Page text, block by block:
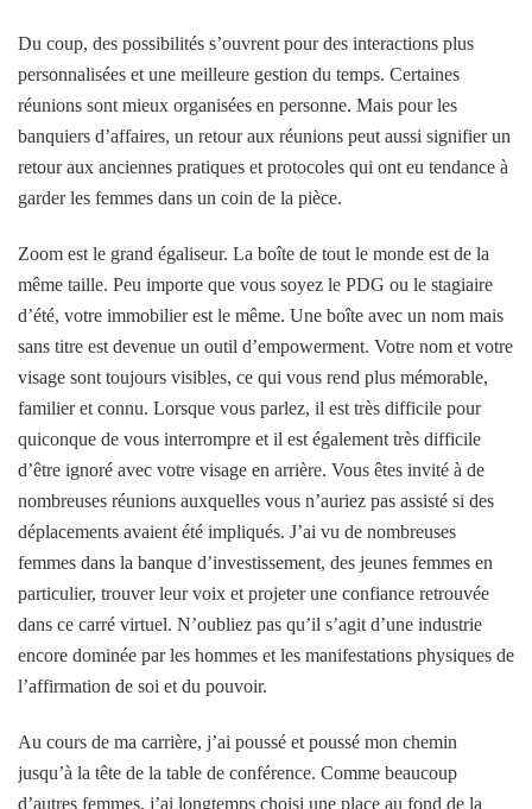
Du coup, des possibilités s’ouvrent pour des interactions plus
personnalisées et une meilleure gestion du temps. Certaines
réunions sont mieux organisées en personne. Mais pour les
banquiers d’affaires, un retour aux réunions peut aussi signifier un
retour aux anciennes pratiques et protocoles qui ont eu tendance à
garder les femmes dans un coin de la pièce.
Zoom est le grand égaliseur. La boîte de tout le monde est de la
même taille. Peu importe que vous soyez le PDG ou le stagiaire
d’été, votre immobilier est le même. Une boîte avec un nom mais
sans titre est devenue un outil d’empowerment. Votre nom et votre
visage sont toujours visibles, ce qui vous rend plus mémorable,
familier et connu. Lorsque vous parlez, il est très difficile pour
quiconque de vous interrompre et il est également très difficile
d’être ignoré avec votre visage en arrière. Vous êtes invité à de
nombreuses réunions auxquelles vous n’auriez pas assisté si des
déplacements avaient été impliqués. J’ai vu de nombreuses
femmes dans la banque d’investissement, des jeunes femmes en
particulier, trouver leur voix et projeter une confiance retrouvée
dans ce carré virtuel. N’oubliez pas qu’il s’agit d’une industrie
encore dominée par les hommes et les manifestations physiques de
l’affirmation de soi et du pouvoir.
Au cours de ma carrière, j’ai poussé et poussé mon chemin
jusqu’à la tête de la table de conférence. Comme beaucoup
d’autres femmes, j’ai longtemps choisi une place au fond de la